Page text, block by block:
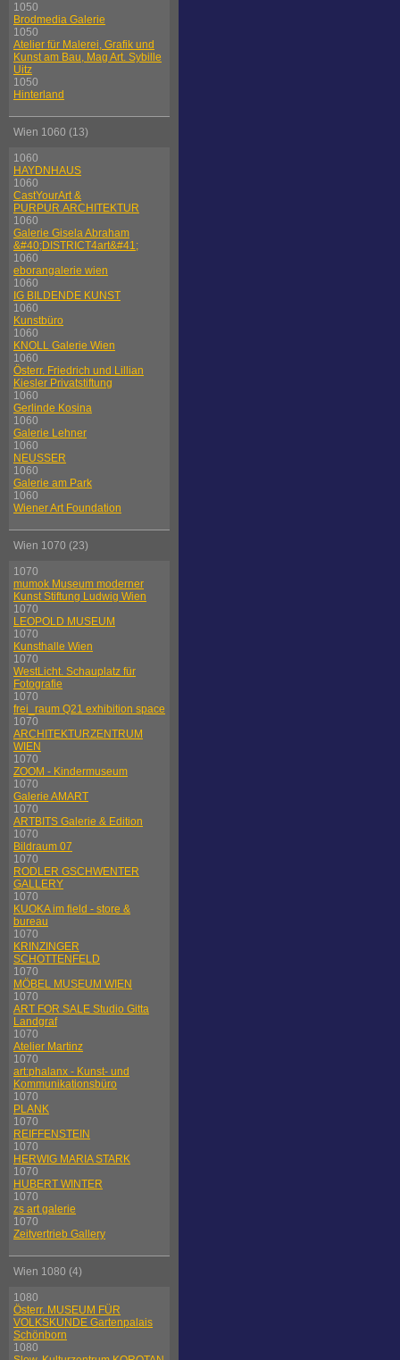
1050
Brodmedia Galerie
1050
Atelier für Malerei, Grafik und
Kunst am Bau, Mag Art. Sybille
Uitz
1050
Hinterland
Wien 1060 (13)
1060
HAYDNHAUS
1060
CastYourArt &
PURPUR.ARCHITEKTUR
1060
Galerie Gisela Abraham
&#40;DISTRICT4art&#41;
1060
eborangalerie wien
1060
IG BILDENDE KUNST
1060
Kunstbüro
1060
KNOLL Galerie Wien
1060
Österr. Friedrich und Lillian
Kiesler Privatstiftung
1060
Gerlinde Kosina
1060
Galerie Lehner
1060
NEUSSER
1060
Galerie am Park
1060
Wiener Art Foundation
Wien 1070 (23)
1070
mumok Museum moderner
Kunst Stiftung Ludwig Wien
1070
LEOPOLD MUSEUM
1070
Kunsthalle Wien
1070
WestLicht. Schauplatz für
Fotografie
1070
frei_raum Q21 exhibition space
1070
ARCHITEKTURZENTRUM
WIEN
1070
ZOOM - Kindermuseum
1070
Galerie AMART
1070
ARTBITS Galerie & Edition
1070
Bildraum 07
1070
RODLER GSCHWENTER
GALLERY
1070
KUOKA im field - store &
bureau
1070
KRINZINGER
SCHOTTENFELD
1070
MÖBEL MUSEUM WIEN
1070
ART FOR SALE Studio Gitta
Landgraf
1070
Atelier Martinz
1070
art:phalanx - Kunst- und
Kommunikationsbüro
1070
PLANK
1070
REIFFENSTEIN
1070
HERWIG MARIA STARK
1070
HUBERT WINTER
1070
zs art galerie
1070
Zeitvertrieb Gallery
Wien 1080 (4)
1080
Österr. MUSEUM FÜR
VOLKSKUNDE Gartenpalais
Schönborn
1080